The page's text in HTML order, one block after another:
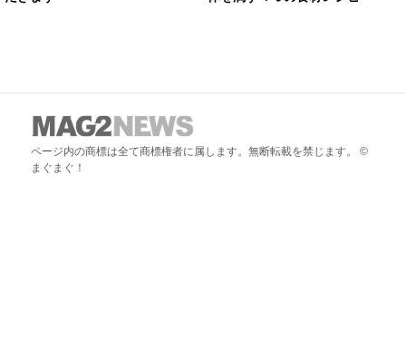
ページ内の商標は全て商標権者に属します。無断転載を禁じます。 ©
まぐまぐ！